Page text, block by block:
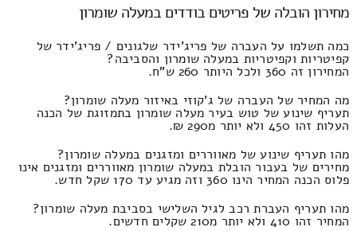
מחירון הובלה של פריטים בודדים במעלה שומרון
כמה תשלמו על העברה של פריג'ידר שלגונים / פריג'ידר של
קפיטריות וקפיטריות במעלה שומרון והסביבה?
המחירון זה 360 ולכל היותר 260 ש"ח.
מה המחיר של העברה של ג'קוזי באיזור מעלה שומרון?
תעריף שינוע של טוש בעיר מעלה שומרון בתמזוגת של הכנה
העלות זהו 450 ולא יותר מ290 ₪.
מהו תעריף שינוע של מאווררים ומזגנים במעלה שומרון?
מחירים של בעבור הובלת במעלה שומרון מאווררים ומזגנים אינו
פלוס הכנה המחיר הינו 360 וזה מגיע עד 170 שקל חדש.
מהו תעריף העברת רכב לגיל השלישי בסביבת מעלה שומרון?
המחיר זהו 410 ולא יותר מ210 שקלים חדשים.